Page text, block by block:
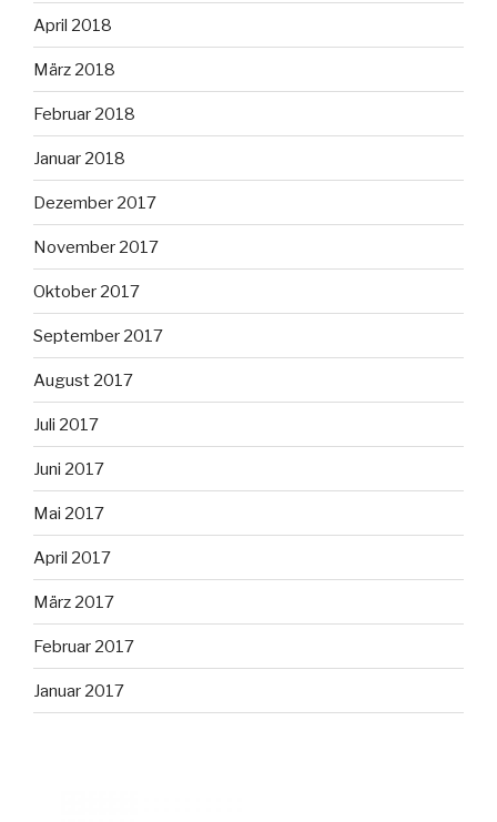
April 2018
März 2018
Februar 2018
Januar 2018
Dezember 2017
November 2017
Oktober 2017
September 2017
August 2017
Juli 2017
Juni 2017
Mai 2017
April 2017
März 2017
Februar 2017
Januar 2017